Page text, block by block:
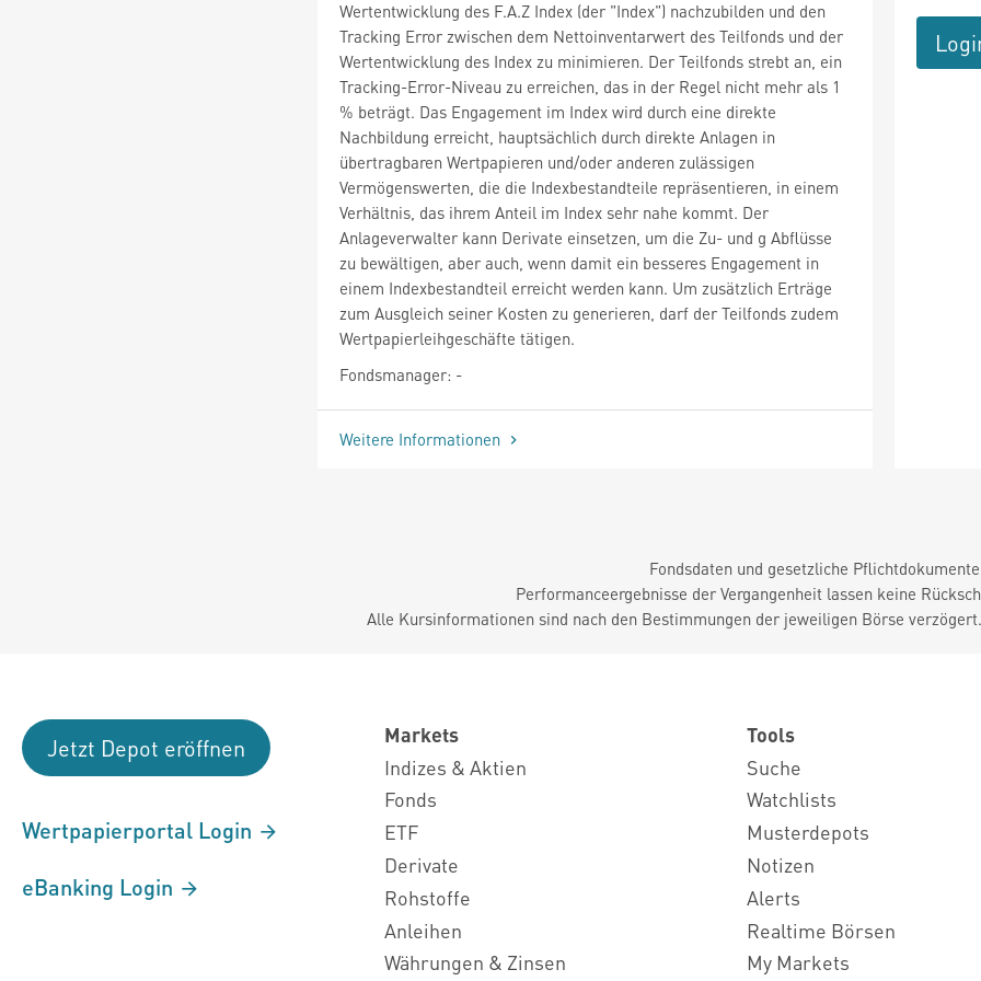
Wertentwicklung des F.A.Z Index (der "Index") nachzubilden und den
Tracking Error zwischen dem Nettoinventarwert des Teilfonds und der
Wertentwicklung des Index zu minimieren. Der Teilfonds strebt an, ein
Tracking-Error-Niveau zu erreichen, das in der Regel nicht mehr als 1
% beträgt. Das Engagement im Index wird durch eine direkte
Nachbildung erreicht, hauptsächlich durch direkte Anlagen in
übertragbaren Wertpapieren und/oder anderen zulässigen
Vermögenswerten, die die Indexbestandteile repräsentieren, in einem
Verhältnis, das ihrem Anteil im Index sehr nahe kommt. Der
Anlageverwalter kann Derivate einsetzen, um die Zu- und g Abflüsse
zu bewältigen, aber auch, wenn damit ein besseres Engagement in
einem Indexbestandteil erreicht werden kann. Um zusätzlich Erträge
zum Ausgleich seiner Kosten zu generieren, darf der Teilfonds zudem
Wertpapierleihgeschäfte tätigen.
Fondsmanager: -
Weitere Informationen
Fondsdaten und gesetzliche
Performanceergebnisse der Vergangenheit lassen keine
Alle Kursinformationen sind nach den Bestimmungen der jeweiligen Börse
Jetzt Depot eröffnen
Wertpapierportal Login
eBanking Login
Markets
Indizes & Aktien
Fonds
ETF
Derivate
Rohstoffe
Anleihen
Währungen & Zinsen
Tools
Suche
Watchlists
Musterdepots
Notizen
Alerts
Realtime Börsen
My Markets